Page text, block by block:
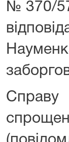
№370/
Справу